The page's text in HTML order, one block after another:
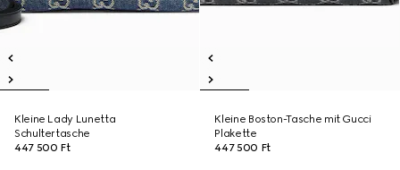
Kleine Lady Lunetta
Schultertasche
447 500 Ft
Kleine Boston-Tasche mit Gucci
Plakette
447 500 Ft